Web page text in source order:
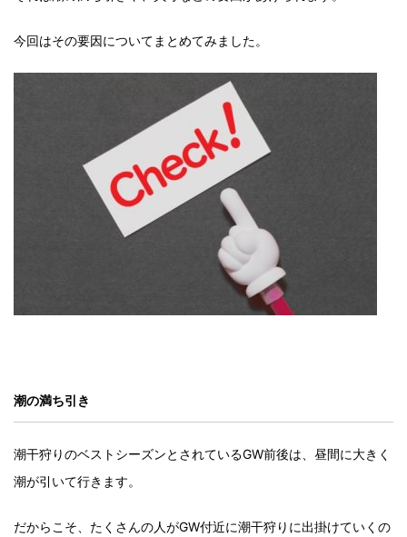
今回はその要因についてまとめてみました。
潮の満ち引き
潮干狩りのベストシーズンとされているGW前後は、昼間に大きく
潮が引いて行きます。
だからこそ、たくさんの人がGW付近に潮干狩りに出掛けていくの